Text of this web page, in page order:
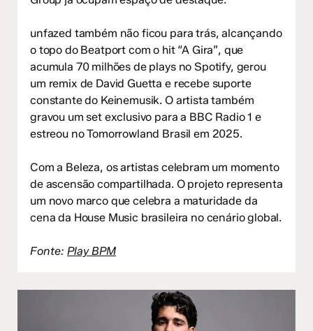
unfazed também não ficou para trás, alcançando
o topo do Beatport com o hit “A Gira”, que
acumula 70 milhões de plays no Spotify, gerou
um remix de David Guetta e recebe suporte
constante do Keinemusik. O artista também
gravou um set exclusivo para a BBC Radio 1 e
estreou no Tomorrowland Brasil em 2025.
Com a Beleza, os artistas celebram um momento
de ascensão compartilhada. O projeto representa
um novo marco que celebra a maturidade da
cena da House Music brasileira no cenário global.
Fonte: Play BPM